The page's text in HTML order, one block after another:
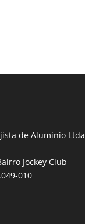
de Alumínio Ltda
Jockey Club
010